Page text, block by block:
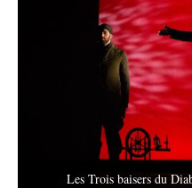
Les Trois baisers du